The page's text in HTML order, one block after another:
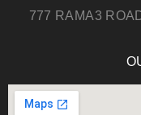
777 RAMA3